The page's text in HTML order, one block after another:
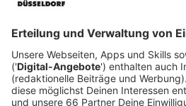
Die grauen Mülleimer tragen
„Mach et rein!“ oder „Feed me“,
animieren sollen, ihren Müll auch